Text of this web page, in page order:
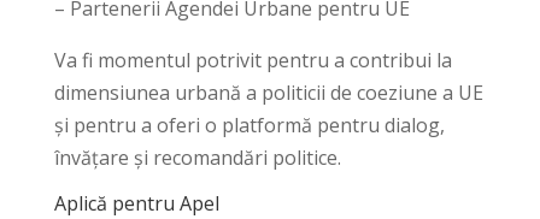
– Partenerii Agendei Urbane pentru UE
Va fi momentul potrivit pentru a contribui la
dimensiunea urbană a politicii de coeziune a UE
și pentru a oferi o platformă pentru dialog,
învățare și recomandări politice.
Aplică pentru Apel